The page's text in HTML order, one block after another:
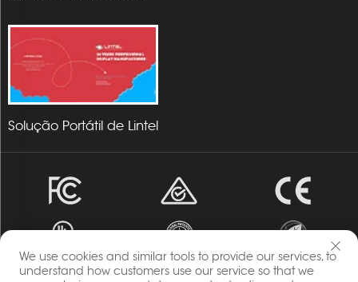
Solução Portátil de Lintel
We use cookies and similar tools to provide our services, to
understand how customers use our service so that we